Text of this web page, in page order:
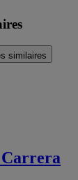
similaires
Carrera